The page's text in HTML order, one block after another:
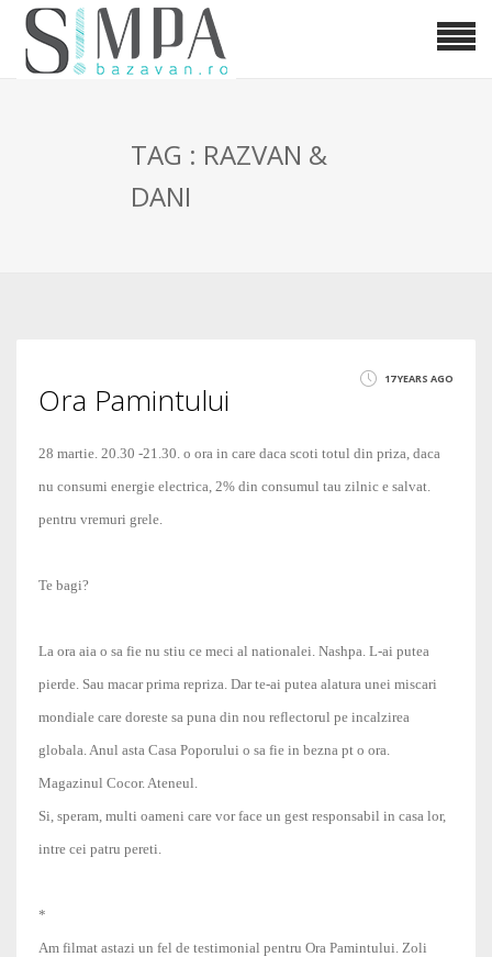
TAG : RAZVAN &
DANI
17 YEARS AGO
Ora Pamintului
28 martie. 20.30 -21.30. o ora in care daca scoti totul din priza, daca
nu consumi energie electrica, 2% din consumul tau zilnic e salvat.
pentru vremuri grele.
Te bagi?
La ora aia o sa fie nu stiu ce meci al nationalei. Nashpa. L-ai putea
pierde. Sau macar prima repriza. Dar te-ai putea alatura unei miscari
mondiale care doreste sa puna din nou reflectorul pe incalzirea
globala. Anul asta Casa Poporului o sa fie in bezna pt o ora.
Magazinul Cocor. Ateneul.
Si, speram, multi oameni care vor face un gest responsabil in casa lor,
intre cei patru pereti.
*
Am filmat astazi un fel de testimonial pentru Ora Pamintului. Zoli